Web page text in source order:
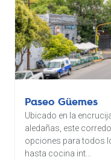
Paseo Güemes
Ubicado en la
aledañas, este
opciones para todos
hasta cocina int...